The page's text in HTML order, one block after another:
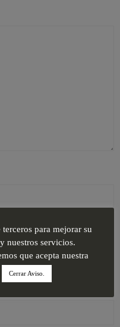
para mejorar su
nuestros servicios.
que acepta nuestra
Cerrar Aviso.